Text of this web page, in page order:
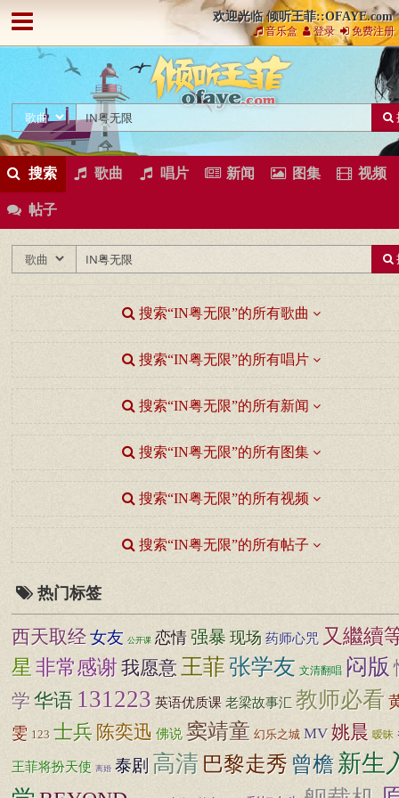
欢迎光临 倾听王菲::OFAYE.com
音乐盒 登录 免费注册
搜索 歌曲 唱片 新闻 图集 视频
帖子
搜索“IN粤无限”的所有歌曲
搜索“IN粤无限”的所有唱片
搜索“IN粤无限”的所有新闻
搜索“IN粤无限”的所有图集
搜索“IN粤无限”的所有视频
搜索“IN粤无限”的所有帖子
热门标签
西天取经女友 公开课 恋情 强暴 现场 药师心咒 又繼續
星 非常感谢我愿意 王菲张学友 文清翻唱 闷版
学华语 131223 英语优质课 老梁故事汇 教师必看
雯 123 士兵 陈奕迅 佛说 窦靖童 幻乐之城 MV 姚晨 暧昧
王菲将扮天使 离婚 泰剧 高清 巴黎走秀 曾檐新生